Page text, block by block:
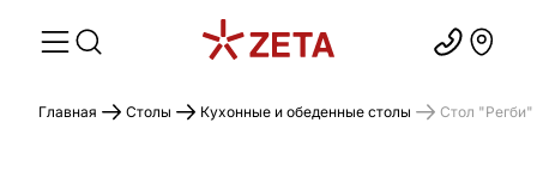
Главная Столы Кухонные и обеденные столы Стол